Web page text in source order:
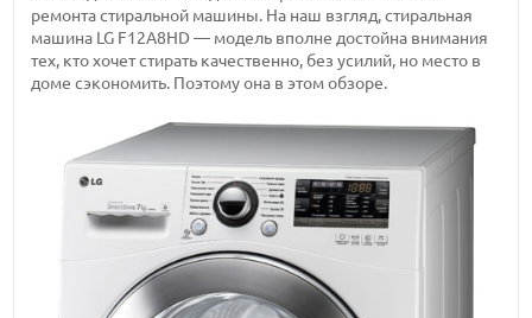
ремонта стиральной машины. На наш взгляд, стиральная
машина LG F12A8HD — модель вполне достойна внимания
тех, кто хочет стирать качественно, без усилий, но место в
доме сэкономить. Поэтому она в этом обзоре.